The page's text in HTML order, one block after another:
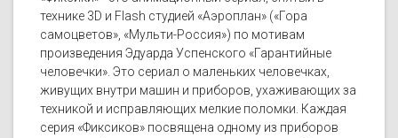
технике 3D и Flash студией «Аэроплан» («Гора
самоцветов», «Мульти-Россия») по мотивам
произведения Эдуарда Успенского «Гарантийные
человечки». Это сериал о маленьких человечках,
живущих внутри машин и приборов, ухаживающих за
техникой и исправляющих мелкие поломки. Каждая
серия «Фиксиков» посвящена одному из приборов